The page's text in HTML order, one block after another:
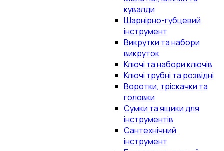
кувалди
Шарнірно-губцевий
інструмент
Викрутки та набори
викруток
Ключі та набори ключів
Ключі трубні та розвідні
Воротки, тріскачки та
головки
Сумки та ящики для
інструментів
Сантехнічний
інструмент